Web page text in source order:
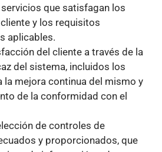
que satisfagan los
y los requisitos
aplicables.
del cliente a través de la
del sistema, incluidos los
la mejora continua del mismo y
de la conformidad con el
de controles de
y proporcionados, que